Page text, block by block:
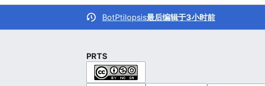
BotPtilopsis最后编辑于3小时前
PRTS